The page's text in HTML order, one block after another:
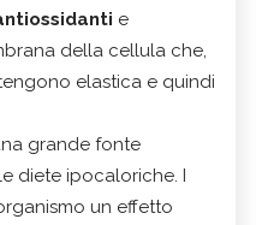
e
della cellula che,
elastica e quindi
grande fonte
diete ipocaloriche. I
un effetto